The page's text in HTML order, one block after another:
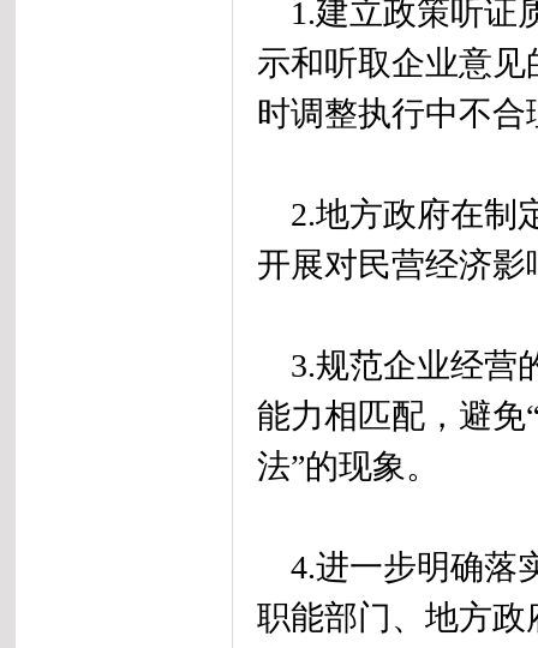
1.建立政策听证
示和听取企业意
时调整执行中不合
2.地方政府在制
开展对民营经济
3.规范企业经营
能力相匹配，避免
法”的现象。
4.进一步明确落
职能部门、地方